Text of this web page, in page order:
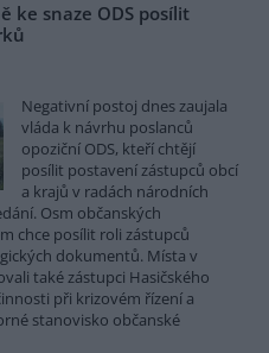
ke snaze ODS posílit
Negativní postoj dnes zaujala
vláda k návrhu poslanců
opoziční ODS, kteří chtějí
posílit postavení zástupců obcí
a krajů v radách národních
Osm občanských
chce posílit roli zástupců
dokumentů. Místa v
také zástupci Hasičského
při krizovém řízení a
stanovisko občanské